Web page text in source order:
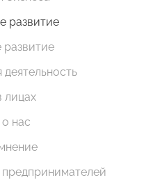
развитие
нас